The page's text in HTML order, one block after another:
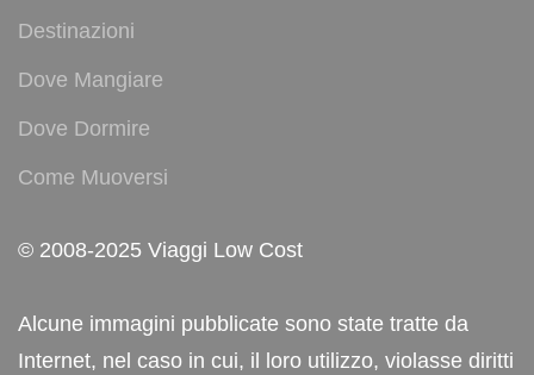
Destinazioni
Dove Mangiare
Dove Dormire
Come Muoversi
© 2008-2025 Viaggi Low Cost
Alcune immagini pubblicate sono state tratte da
Internet, nel caso in cui, il loro utilizzo, violasse diritti